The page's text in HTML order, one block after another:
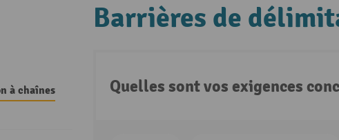
à chaînes
Barrières de
Quelles sont vos exigences